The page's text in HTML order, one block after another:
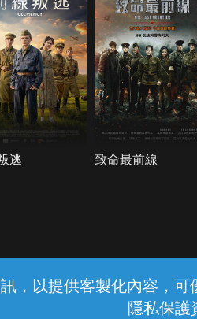
，以提供客製化內容，
隱私保護
逃 致命最前線
中華